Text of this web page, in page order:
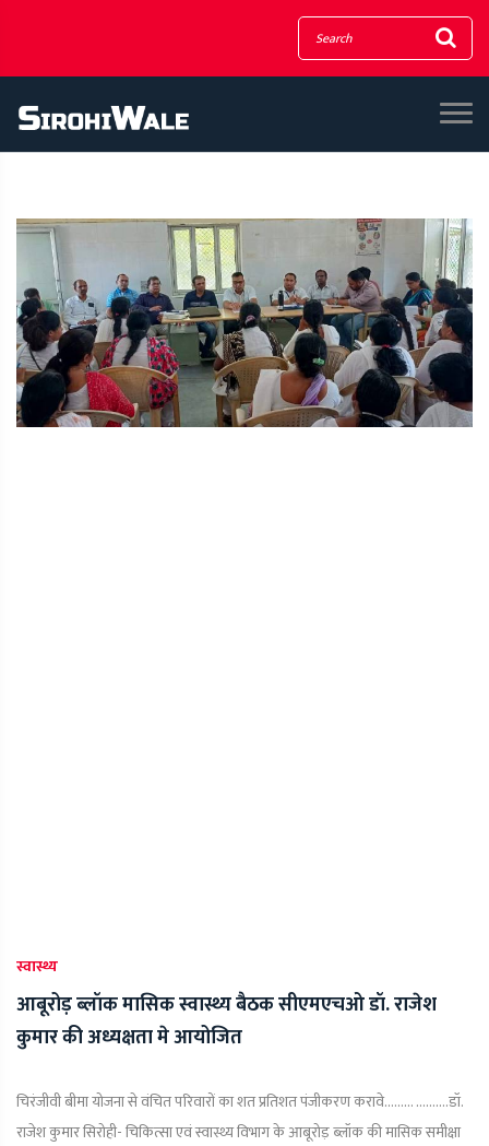
स्वास्थ्य
आबूरोड़ ब्लॉक मासिक स्वास्थ्य बैठक सीएमएचओ डॉ. राजेश
कुमार की अध्यक्षता मे आयोजित
चिरंजीवी बीमा योजना से वंचित परिवारों का शत प्रतिशत पंजीकरण करावे......... ..........डॉ.
राजेश कुमार सिरोही- चिकित्सा एवं स्वास्थ्य विभाग के आबूरोड़ ब्लॉक की मासिक समीक्षा